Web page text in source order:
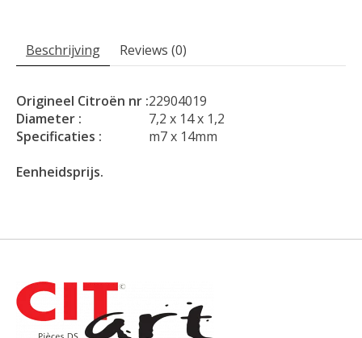
Beschrijving Reviews (0)
Origineel Citroën nr :22904019
Diameter :
7,2 x 14 x 1,2
Specificaties :
m7 x 14mm
Eenheidsprijs.